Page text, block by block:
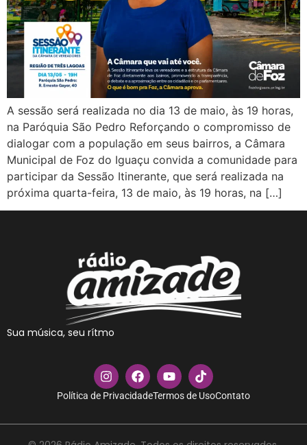
A sessão será realizada no dia 13 de maio, às 19 horas,
na Paróquia São Pedro Reforçando o compromisso de
dialogar com a população em seus bairros, a Câmara
Municipal de Foz do Iguaçu convida a comunidade para
participar da Sessão Itinerante, que será realizada na
próxima quarta-feira, 13 de maio, às 19 horas, na […]
Sua música, seu rítmo
Política de PrivacidadeTermos de UsoContato